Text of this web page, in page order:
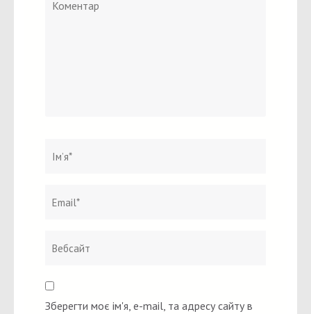
Зберегти моє ім'я, e-mail, та адресу сайту в